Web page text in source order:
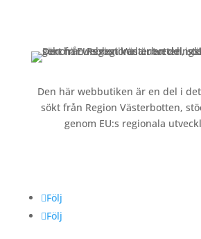
Den här webbutiken är en del i
sökt från Region Västerbotten,
genom EU:s regionala
Följ
Följ